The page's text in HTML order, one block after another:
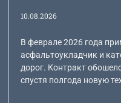
10.08.2026
В феврале 2026 года
асфальтоукладчик и
дорог. Контракт
спустя полгода новую